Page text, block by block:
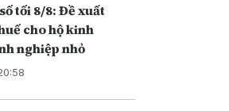
tối 8/8: Đề xuất
cho hộ kinh
nghiệp nhỏ